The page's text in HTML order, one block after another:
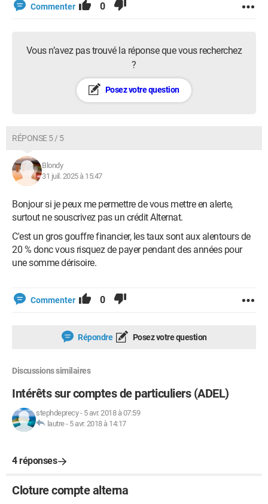
Commenter 0
Vous n’avez pas trouvé la réponse que vous recherchez
?
Posez votre question
RÉPONSE 5 / 5
Blondy
31 juil. 2025 à 15:47
Bonjour si je peux me permettre de vous mettre en alerte,
surtout ne souscrivez pas un crédit Alternat.
C'est un gros gouffre financier, les taux sont aux alentours de
20 % donc vous risquez de payer pendant des années pour
une somme dérisoire.
Commenter 0
Répondre Posez votre question
Discussions similaires
Intérêts sur comptes de particuliers (ADEL)
stephdeprecy- 5 avr. 2018 à 07:59
lautre- 5 avr. 2018 à 14:17
4 réponses
Cloture compte alterna